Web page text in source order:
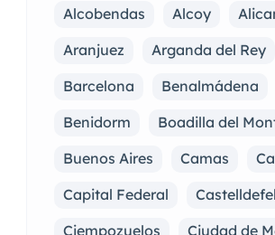
Alcobendas
Alcoy
Aranjuez
Arganda del Rey
Barcelona
Benalmádena
Benidorm
Boadilla del
Buenos Aires
Camas
Capital Federal
Ciempozuelos
Ciudad de